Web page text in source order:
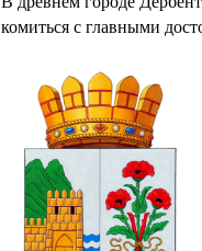
комиться с главными